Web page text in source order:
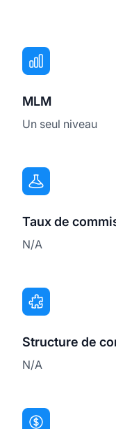
MLM
Un seul niveau
Taux de
N/A
Structure de
N/A